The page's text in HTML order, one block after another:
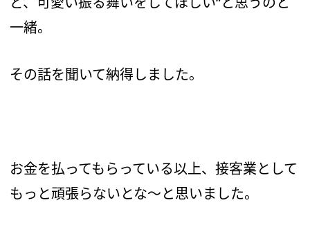
一緒。
その話を聞いて納得しました。
お金を払ってもらっている以上、接客業として
もっと頑張らないとな〜と思いました。